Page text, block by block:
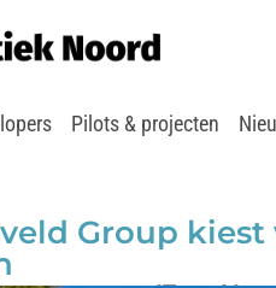
Pilots & projecten
Group